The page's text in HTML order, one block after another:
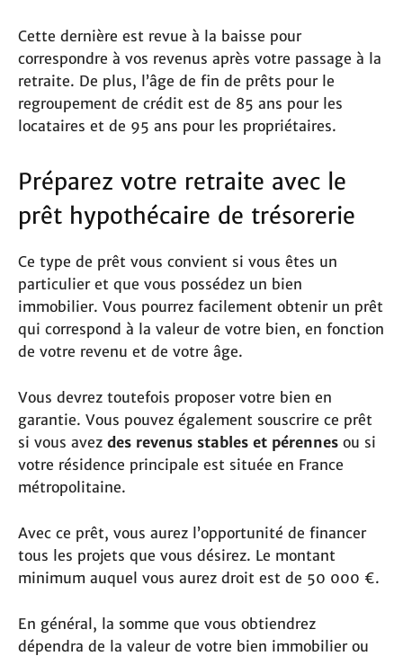
Cette dernière est revue à la baisse pour
correspondre à vos revenus après votre passage à la
retraite. De plus, l’âge de fin de prêts pour le
regroupement de crédit est de 85 ans pour les
locataires et de 95 ans pour les propriétaires.
Préparez votre retraite avec le
prêt hypothécaire de trésorerie
Ce type de prêt vous convient si vous êtes un
particulier et que vous possédez un bien
immobilier. Vous pourrez facilement obtenir un prêt
qui correspond à la valeur de votre bien, en fonction
de votre revenu et de votre âge.
Vous devrez toutefois proposer votre bien en
garantie. Vous pouvez également souscrire ce prêt
si vous avez des revenus stables et pérennes ou si
votre résidence principale est située en France
métropolitaine.
Avec ce prêt, vous aurez l’opportunité de financer
tous les projets que vous désirez. Le montant
minimum auquel vous aurez droit est de 50 000 €.
En général, la somme que vous obtiendrez
dépendra de la valeur de votre bien immobilier ou